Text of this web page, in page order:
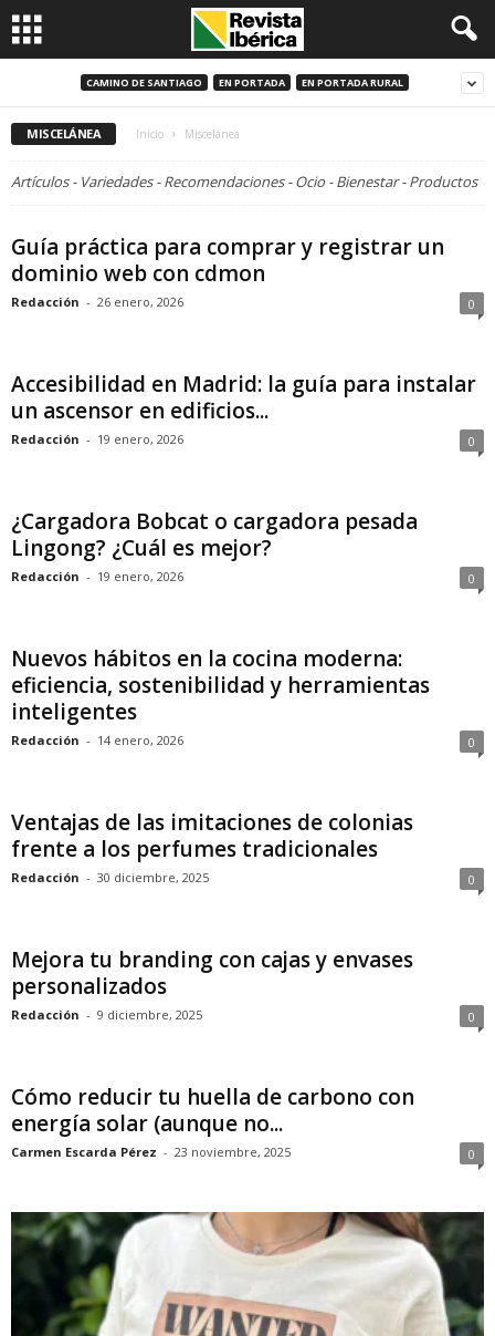
CAMINO DE SANTIAGO EN PORTADA EN PORTADA RURAL
MISCELÁNEA Inicio Miscelánea
Artículos - Variedades - Recomendaciones - Ocio - Bienestar - Productos
Guía práctica para comprar y registrar un
dominio web con cdmon
Redacción - 26 enero, 2026 0
Accesibilidad en Madrid: la guía para instalar
un ascensor en edificios...
Redacción - 19 enero, 2026 0
¿Cargadora Bobcat o cargadora pesada
Lingong? ¿Cuál es mejor?
Redacción - 19 enero, 2026 0
Nuevos hábitos en la cocina moderna:
eficiencia, sostenibilidad y herramientas
inteligentes
Redacción - 14 enero, 2026 0
Ventajas de las imitaciones de colonias
frente a los perfumes tradicionales
Redacción - 30 diciembre, 2025 0
Mejora tu branding con cajas y envases
personalizados
Redacción - 9 diciembre, 2025 0
Cómo reducir tu huella de carbono con
energía solar (aunque no...
Carmen Escarda Pérez - 23 noviembre, 2025 0